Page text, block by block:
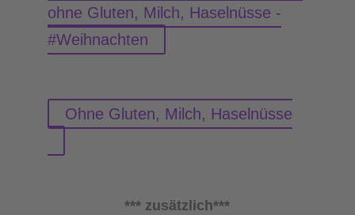
ohne Gluten, Milch, Haselnüsse -
#Weihnachten
Ohne Gluten, Milch, Haselnüsse
*** zusätzlich***